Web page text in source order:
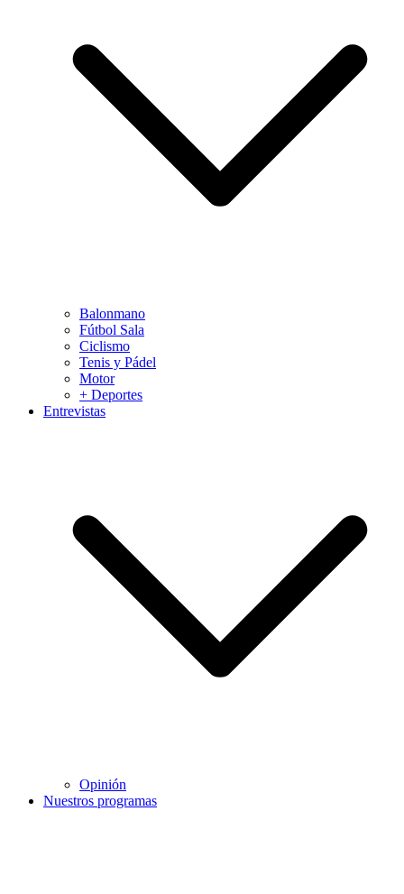
Balonmano
Fútbol Sala
Ciclismo
Tenis y Pádel
Motor
+ Deportes
Entrevistas
Opinión
Nuestros programas